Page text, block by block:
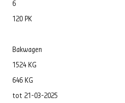
6
120 PK
Bakwagen
1524 KG
646 KG
tot 21-03-2025